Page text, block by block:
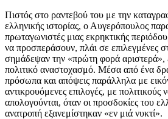
Πιστός στο ραντεβού του με την
ελληνικής ιστορίας, ο Αυγερόπουλος
πρωταγωνιστές μιας εκρηκτικής
να προσπεράσουν, πλάι σε επιλεγμένες
σημάδεψαν την «πρώτη φορά αριστερά»,
πολιτικό αναστοχασμό. Μέσα από ένα
πρόσωπα και απόψεις παράλληλα με
αντικρουόμενες επιλογές, με πολιτικούς
απολογούνται, όταν οι προσδοκίες του
ανατροπή εξανεμίστηκαν «εν μιά νυκτί».